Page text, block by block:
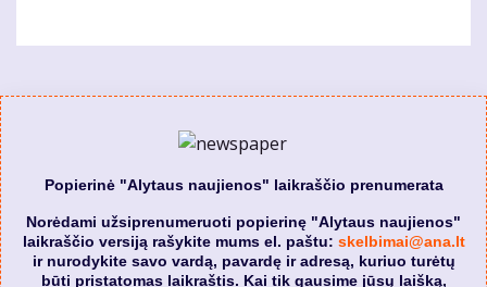
Popierinė "Alytaus naujienos" laikraščio prenumerata
Norėdami užsiprenumeruoti popierinę "Alytaus naujienos"
laikraščio versiją rašykite mums el. paštu: skelbimai@ana.lt
ir nurodykite savo vardą, pavardę ir adresą, kuriuo turėtų
būti pristatomas laikraštis. Kai tik gausime jūsų laišką,